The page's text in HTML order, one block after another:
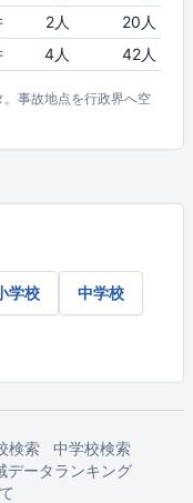
2人
20人
4人 42人
事故地点を行政界へ空
学校 中学校
検索
中学校検索
データランキング